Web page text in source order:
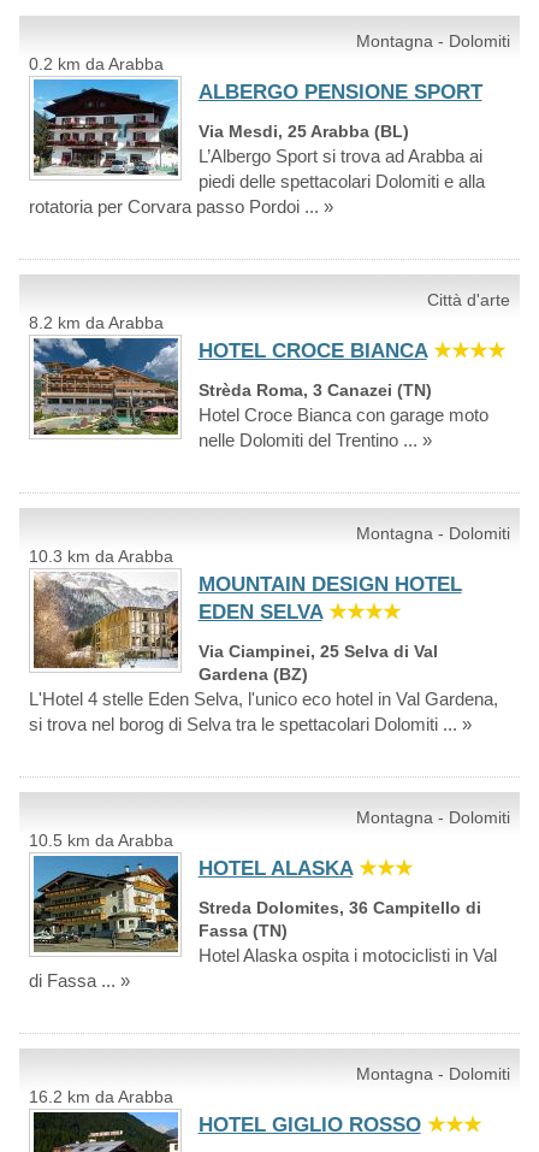
Montagna - Dolomiti
0.2 km da Arabba
ALBERGO PENSIONE SPORT
Via Mesdi, 25 Arabba (BL)
L’Albergo Sport si trova ad Arabba ai
piedi delle spettacolari Dolomiti e alla
rotatoria per Corvara passo Pordoi ... »
Città d'arte
8.2 km da Arabba
HOTEL CROCE BIANCA ★★★★
Strèda Roma, 3 Canazei (TN)
Hotel Croce Bianca con garage moto
nelle Dolomiti del Trentino ... »
Montagna - Dolomiti
10.3 km da Arabba
MOUNTAIN DESIGN HOTEL
EDEN SELVA ★★★★
Via Ciampinei, 25 Selva di Val
Gardena (BZ)
L'Hotel 4 stelle Eden Selva, l'unico eco hotel in Val Gardena,
si trova nel borog di Selva tra le spettacolari Dolomiti ... »
Montagna - Dolomiti
10.5 km da Arabba
HOTEL ALASKA ★★★
Streda Dolomites, 36 Campitello di
Fassa (TN)
Hotel Alaska ospita i motociclisti in Val
di Fassa ... »
Montagna - Dolomiti
16.2 km da Arabba
HOTEL GIGLIO ROSSO ★★★